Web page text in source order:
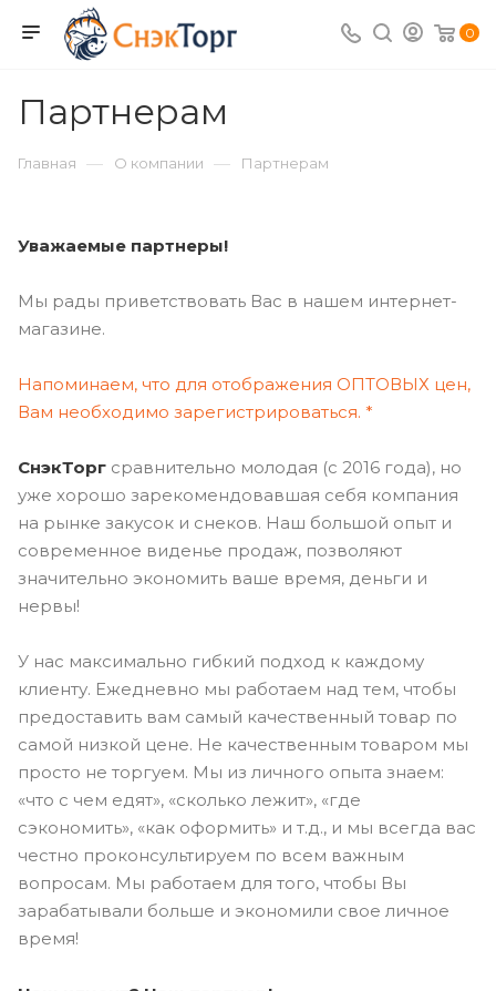
0
Партнерам
Главная — О компании — Партнерам
Уважаемые партнеры!
Мы рады приветствовать Вас в нашем интернет-
магазине.
Напоминаем, что для отображения ОПТОВЫХ цен,
Вам необходимо зарегистрироваться. *
СнэкТорг сравнительно молодая (с 2016 года), но
уже хорошо зарекомендовавшая себя компания
на рынке закусок и снеков. Наш большой опыт и
современное виденье продаж, позволяют
значительно экономить ваше время, деньги и
нервы!
У нас максимально гибкий подход к каждому
клиенту. Ежедневно мы работаем над тем, чтобы
предоставить вам самый качественный товар по
самой низкой цене. Не качественным товаром мы
просто не торгуем. Мы из личного опыта знаем:
«что с чем едят», «сколько лежит», «где
сэкономить», «как оформить» и т.д., и мы всегда вас
честно проконсультируем по всем важным
вопросам. Мы работаем для того, чтобы Вы
зарабатывали больше и экономили свое личное
время!